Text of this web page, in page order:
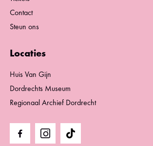
Contact
Steun ons
Locaties
Huis Van Gijn
Dordrechts Museum
Regionaal Archief Dordrecht